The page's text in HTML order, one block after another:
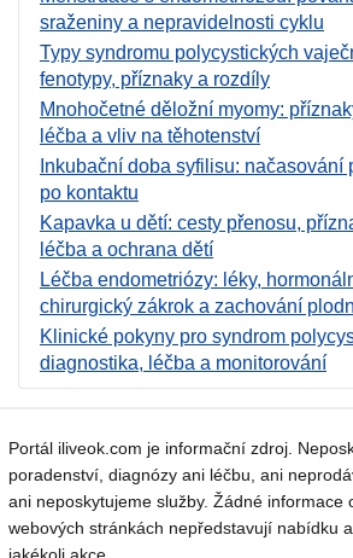
sraženiny a nepravidelnosti cyklu
Typy syndromu polycystických
fenotypy, příznaky a rozdíly
Mnohočetné děložní myomy:
léčba a vliv na těhotenství
Inkubační doba syfilisu: načasování
po kontaktu
Kapavka u dětí: cesty přenosu,
léčba a ochrana dětí
Léčba endometriózy: léky,
chirurgický zákrok a zachování
Klinické pokyny pro syndrom
diagnostika, léčba a monitorování
Portál iliveok.com je informační zdroj.
poradenství, diagnózy ani léčbu, ani
ani neposkytujeme služby. Žádné informace
webových stránkách nepředstavují nabídku